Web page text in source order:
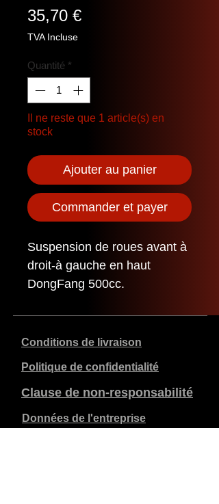
35,70 €Prix
TVA Incluse
Quantité *
Il ne reste que 1 article(s) en
stock
Ajouter au panier
Commander et payer
Suspension de roues avant à
droit-à gauche en haut
DongFang 500cc.
Conditions de livraison
Politique de confidentialité
Clause de non-responsabilité
Données de l'entreprise